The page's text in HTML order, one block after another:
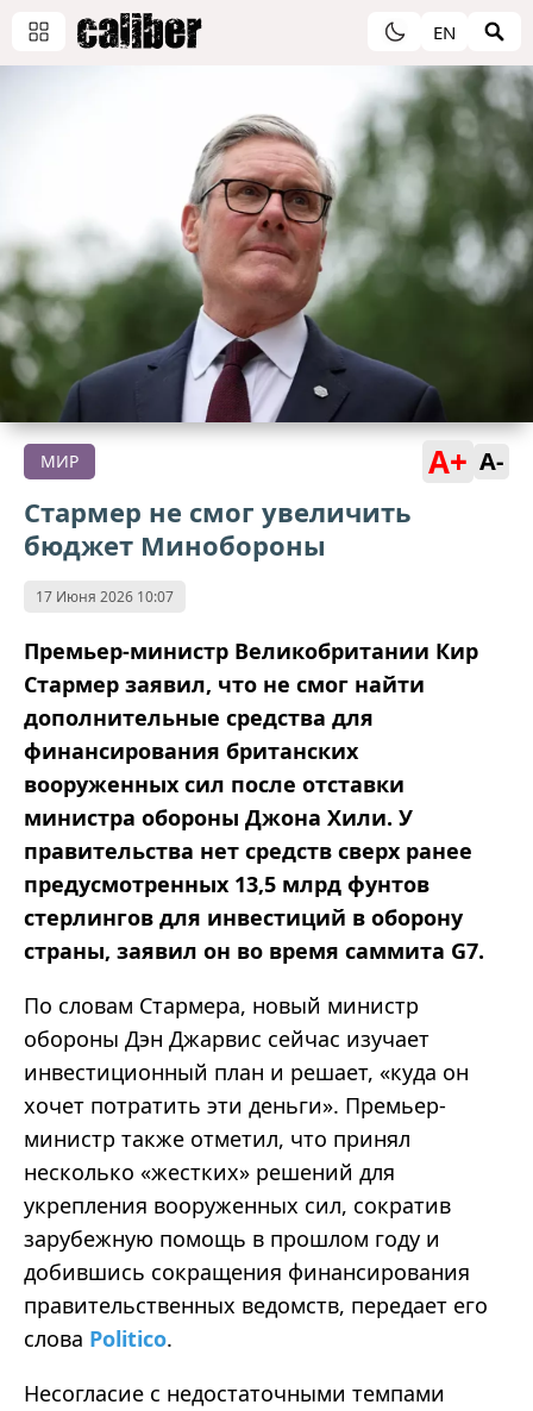
EN
МИР A+ A-
Стармер не смог увеличить
бюджет Минобороны
17 Июня 2026 10:07
Премьер-министр Великобритании Кир
Стармер заявил, что не смог найти
дополнительные средства для
финансирования британских
вооруженных сил после отставки
министра обороны Джона Хили. У
правительства нет средств сверх ранее
предусмотренных 13,5 млрд фунтов
стерлингов для инвестиций в оборону
страны, заявил он во время саммита G7.
По словам Стармера, новый министр
обороны Дэн Джарвис сейчас изучает
инвестиционный план и решает, «куда он
хочет потратить эти деньги». Премьер-
министр также отметил, что принял
несколько «жестких» решений для
укрепления вооруженных сил, сократив
зарубежную помощь в прошлом году и
добившись сокращения финансирования
правительственных ведомств, передает его
слова Politico.
Несогласие с недостаточными темпами